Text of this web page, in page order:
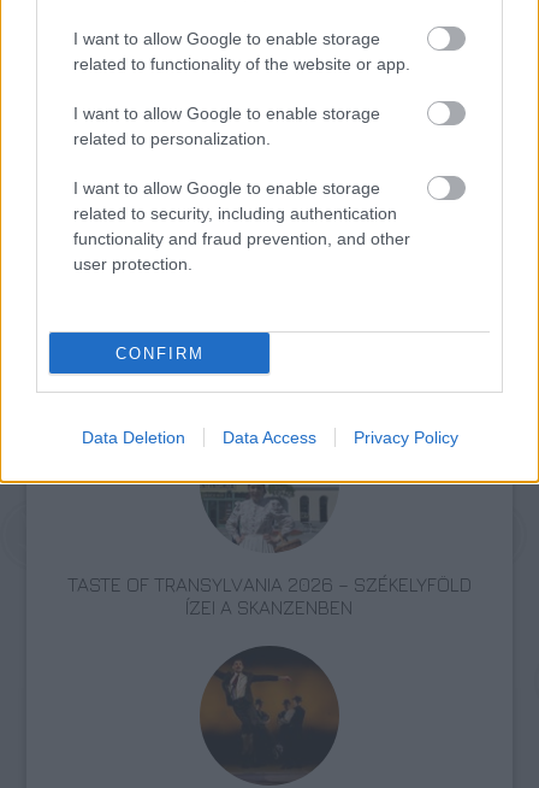
I want to allow Google to enable storage
related to functionality of the website or app.
I want to allow Google to enable storage
related to personalization.
I want to allow Google to enable storage
related to security, including authentication
functionality and fraud prevention, and other
user protection.
CONFIRM
Data Deletion Data Access Privacy Policy
Erdély
KÉZMŰVES MESTERSÉGEK TALÁLKOZÓJA A
MAROSVÁSÁRHELYI VÁRBAN
TASTE OF TRANSYLVANIA 2026 – SZÉKELYFÖLD
ÍZEI A SKANZENBEN